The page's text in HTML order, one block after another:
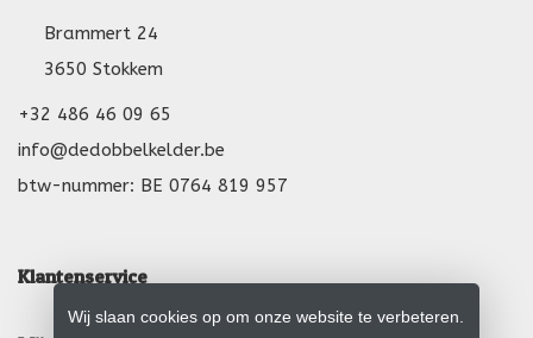
Brammert 24
3650 Stokkem
+32 486 46 09 65
info@dedobbelkelder.be
btw-nummer: BE 0764 819 957
Klantenservice
Wij slaan cookies op om onze website te verbeteren.